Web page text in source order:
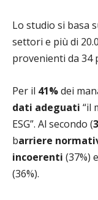
Lo studio si basa
settori e più di
provenienti da 34
Per il 41%dei
dati adeguati “il
ESG”. Al secondo (
barriere
incoerenti (37%)
(36%).